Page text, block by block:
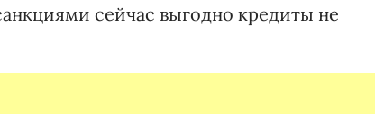
сейчас выгодно кредиты не